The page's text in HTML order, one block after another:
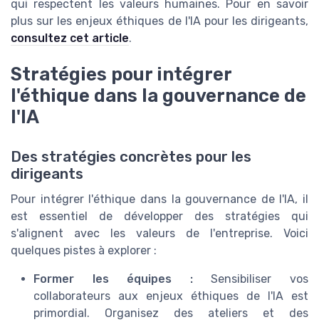
qui respectent les valeurs humaines. Pour en savoir
plus sur les enjeux éthiques de l'IA pour les dirigeants,
consultez cet article.
Stratégies pour intégrer
l'éthique dans la gouvernance de
l'IA
Des stratégies concrètes pour les
dirigeants
Pour intégrer l'éthique dans la gouvernance de l'IA, il
est essentiel de développer des stratégies qui
s'alignent avec les valeurs de l'entreprise. Voici
quelques pistes à explorer :
Former les équipes :Sensibiliser vos
collaborateurs aux enjeux éthiques de l'IA est
primordial. Organisez des ateliers et des